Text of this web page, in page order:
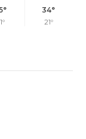
34°
21°